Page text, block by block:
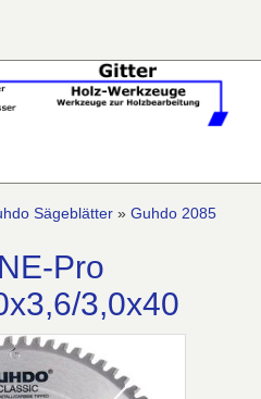
Sägeblätter » Guhdo 2085
Pro
3,0x40